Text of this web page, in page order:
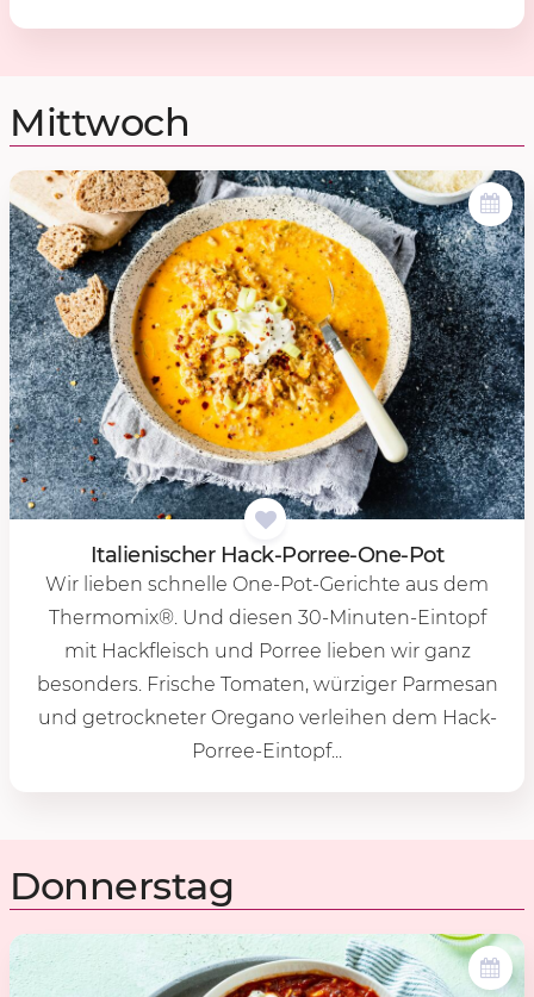
Mittwoch
Ita­lie­ni­scher Hack-Por­ree-One-Pot
Wir lieben schnelle One-Pot-Gerichte aus dem
Thermomix®. Und diesen 30-Minuten-Eintopf
mit Hackfleisch und Porree lieben wir ganz
besonders. Frische Tomaten, würziger Parmesan
und getrockneter Oregano verleihen dem Hack-
Porree-Eintopf...
Donnerstag